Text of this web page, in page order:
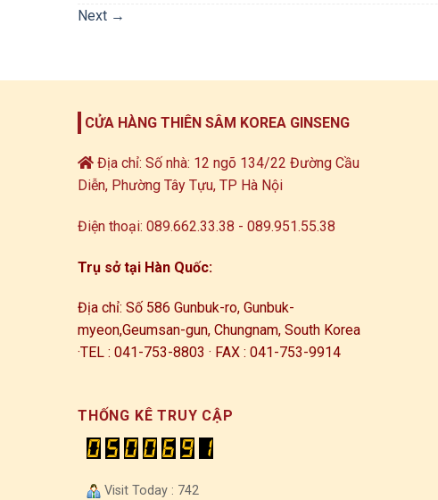
Next →
CỬA HÀNG THIÊN SÂM KOREA GINSENG
Địa chỉ: Số nhà: 12 ngõ 134/22 Đường Cầu
Diễn, Phường Tây Tựu, TP Hà Nội
Điện thoại: 089.662.33.38 - 089.951.55.38
Trụ sở tại Hàn Quốc:
Địa chỉ: Số 586 Gunbuk-ro, Gunbuk-
myeon,Geumsan-gun, Chungnam, South Korea
·TEL : 041-753-8803 · FAX : 041-753-9914
THỐNG KÊ TRUY CẬP
Visit Today : 742